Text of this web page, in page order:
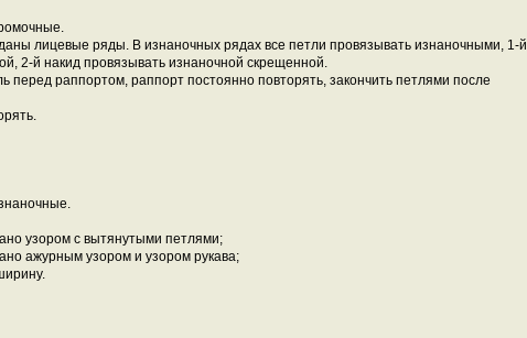
лицевые ряды. В изнаночных рядах все петли провязывать изнаночными, 1-й
2-й накид провязывать изнаночной скрещенной.
перед раппортом, раппорт постоянно повторять, закончить петлями после
узором с вытянутыми петлями;
ажурным узором и узором рукава;